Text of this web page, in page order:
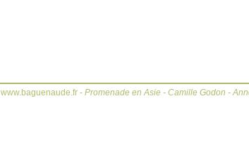
www.baguenaude.fr - Promenade en Asie - Camille Godon -